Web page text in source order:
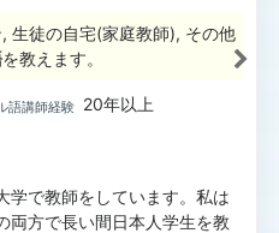
生徒の自宅(家庭教師), その他
を教えます。
語講師経験
20年以上
学で教師をしています。私は
両方で長い間日本人学生を教